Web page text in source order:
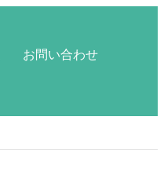
お問い合わせ